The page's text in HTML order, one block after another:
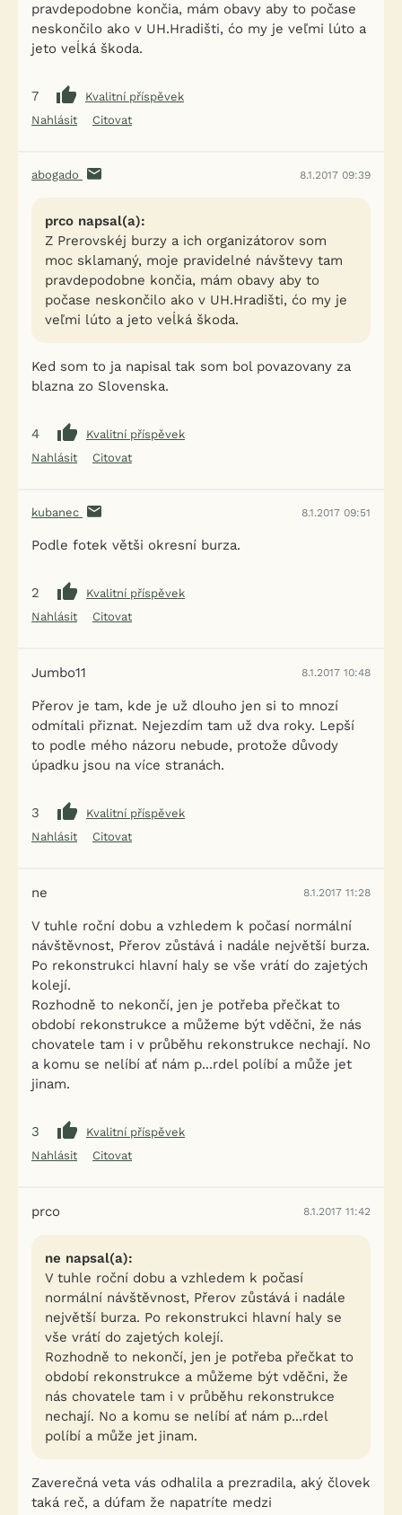
pravdepodobne končia, mám obavy aby to počase
neskončilo ako v UH.Hradišti, ćo my je veľmi lúto a
jeto veĺká škoda.
7
Kvalitní příspěvek
Nahlásit
Citovat
abogado 8.1.2017 09:39
prco napsal(a):
Z Prerovskéj burzy a ich organizátorov som
moc sklamaný, moje pravidelné návštevy tam
pravdepodobne končia, mám obavy aby to
počase neskončilo ako v UH.Hradišti, ćo my je
veľmi lúto a jeto veĺká škoda.
Ked som to ja napisal tak som bol povazovany za
blazna zo Slovenska.
4
Kvalitní příspěvek
Nahlásit
Citovat
kubanec 8.1.2017 09:51
Podle fotek větši okresní burza.
2
Kvalitní příspěvek
Nahlásit
Citovat
Jumbo11 8.1.2017 10:48
Přerov je tam, kde je už dlouho jen si to mnozí
odmítali přiznat. Nejezdím tam už dva roky. Lepší
to podle mého názoru nebude, protože důvody
úpadku jsou na více stranách.
3
Kvalitní příspěvek
Nahlásit
Citovat
ne 8.1.2017 11:28
V tuhle roční dobu a vzhledem k počasí normální
návštěvnost, Přerov zůstává i nadále největší burza.
Po rekonstrukci hlavní haly se vše vrátí do zajetých
kolejí.
Rozhodně to nekončí, jen je potřeba přečkat to
období rekonstrukce a můžeme být vděčni, že nás
chovatele tam i v průběhu rekonstrukce nechají. No
a komu se nelíbí ať nám p...rdel políbí a může jet
jinam.
3
Kvalitní příspěvek
Nahlásit
Citovat
prco 8.1.2017 11:42
ne napsal(a):
V tuhle roční dobu a vzhledem k počasí
normální návštěvnost, Přerov zůstává i nadále
největší burza. Po rekonstrukci hlavní haly se
vše vrátí do zajetých kolejí.
Rozhodně to nekončí, jen je potřeba přečkat to
období rekonstrukce a můžeme být vděčni, že
nás chovatele tam i v průběhu rekonstrukce
nechají. No a komu se nelíbí ať nám p...rdel
políbí a může jet jinam.
Zaverečná veta vás odhalila a prezradila, aký človek
taká reč, a dúfam že napatríte medzi